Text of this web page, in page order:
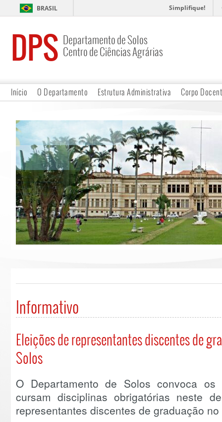
BRASIL Simplifique!
DPS Departamento de Solos
Centro de Ciências Agrárias
Início O Departamento Estrutura Administrativa Corpo
Informativo
Eleições de representantes discentes de
Solos
O Departamento de Solos convoca os
cursam disciplinas obrigatórias neste
representantes discentes de graduação